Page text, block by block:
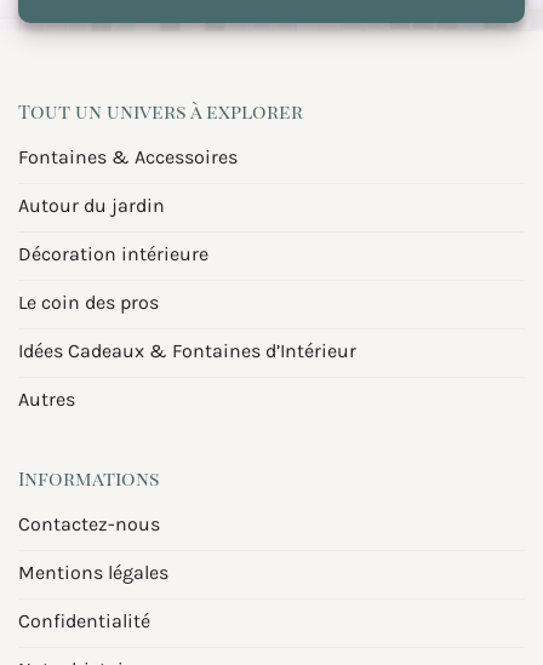
Tout un univers à explorer
Fontaines & Accessoires
Autour du jardin
Décoration intérieure
Le coin des pros
Idées Cadeaux & Fontaines d’Intérieur
Autres
Informations
Contactez-nous
Mentions légales
Confidentialité